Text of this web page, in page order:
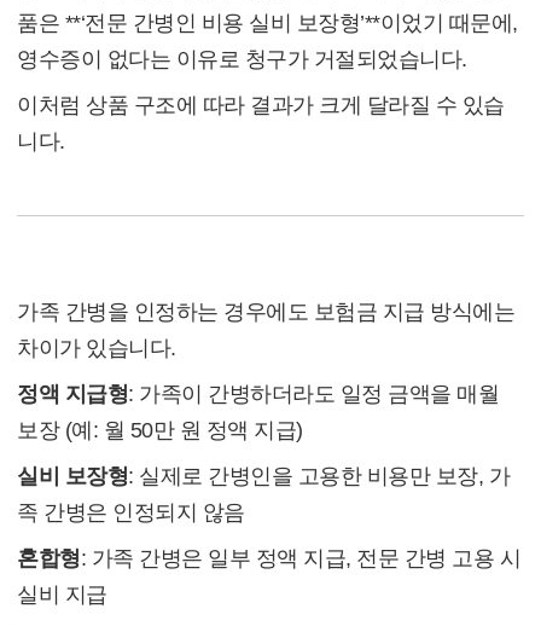
품은 **‘전문 간병인 비용 실비 보장형’**이었기 때문에,
영수증이 없다는 이유로 청구가 거절되었습니다.
이처럼 상품 구조에 따라 결과가 크게 달라질 수 있습
니다.
가족 간병을 인정하는 경우에도 보험금 지급 방식에는
차이가 있습니다.
정액 지급형: 가족이 간병하더라도 일정 금액을 매월
보장 (예: 월 50만 원 정액 지급)
실비 보장형: 실제로 간병인을 고용한 비용만 보장, 가
족 간병은 인정되지 않음
혼합형: 가족 간병은 일부 정액 지급, 전문 간병 고용 시
실비 지급